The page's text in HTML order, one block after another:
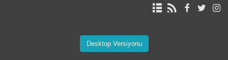
Desktop Versiyonu